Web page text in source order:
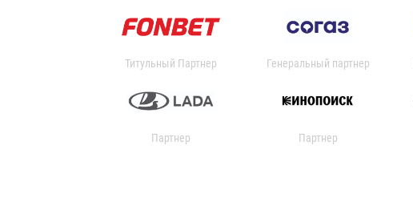
Титульный Партнер Генеральный партнер
Партнер Партнер